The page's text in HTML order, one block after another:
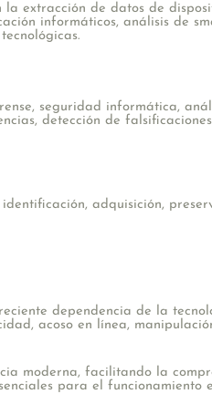
extracción de datos de
informáticos, análisis de
seguridad informática,
detección de
adquisición,
dependencia de la
acoso en línea,
moderna, facilitando la
para el